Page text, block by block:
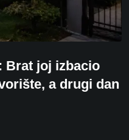
Brat joj izbacio
a drugi dan